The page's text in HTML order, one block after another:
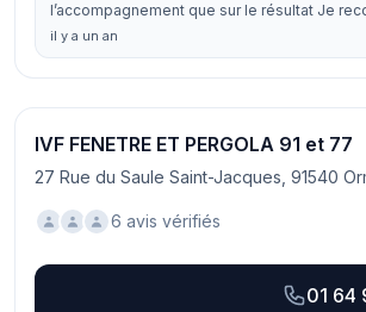
l’accompagnement que sur le résultat Je
il y a un an
IVF FENETRE ET PERGOLA 91 et 77
27 Rue du Saule Saint-Jacques, 91540
6 avis vérifiés
01 64